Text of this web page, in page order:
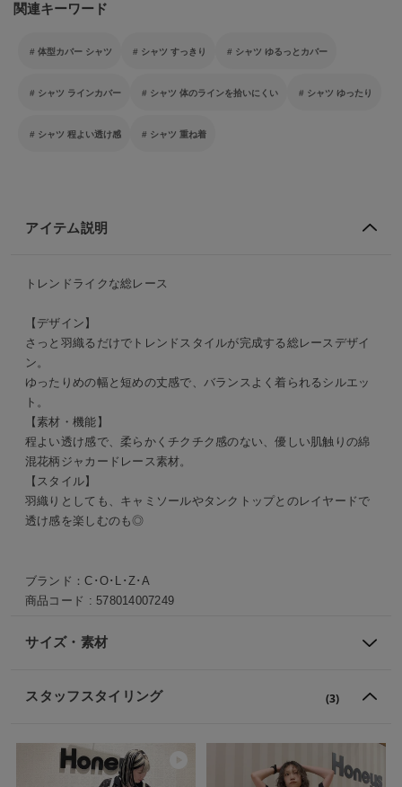
関連キーワード
体型カバー シャツ シャツ すっきり シャツ ゆるっとカバー
シャツ ラインカバー シャツ 体のラインを拾いにくい シャツ ゆったり
シャツ 程よい透け感 シャツ 重ね着
アイテム説明
トレンドライクな総レース
【デザイン】
さっと羽織るだけでトレンドスタイルが完成する総レースデザイ
ン。
ゆったりめの幅と短めの丈感で、バランスよく着られるシルエッ
ト。
【素材・機能】
程よい透け感で、柔らかくチクチク感のない、優しい肌触りの綿
混花柄ジャカードレース素材。
【スタイル】
羽織りとしても、キャミソールやタンクトップとのレイヤードで
透け感を楽しむのも◎
ブランド：C･O･L･Z･A
商品コード : 578014007249
サイズ・素材
スタッフスタイリング (3)